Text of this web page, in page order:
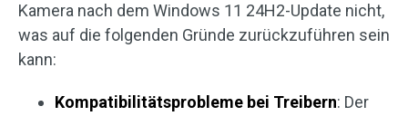
Kamera nach dem Windows 11 24H2-Update nicht,
was auf die folgenden Gründe zurückzuführen sein
kann:
Kompatibilitätsprobleme bei Treibern: Der